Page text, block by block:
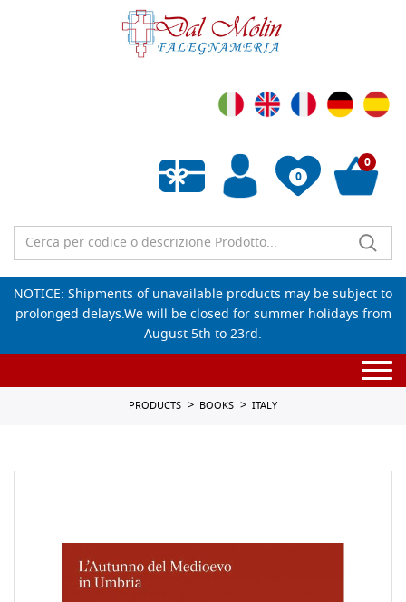
0
Empty wishlist
0
NOTICE: Shipments of unavailable products may be subject to
prolonged delays.We will be closed for summer holidays from
August 5th to 23rd.
PRODUCTS BOOKS ITALY